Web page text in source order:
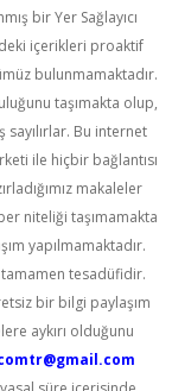
bir Yer Sağlayıcı
içerikleri proaktif
bulunmamaktadır.
taşımakta olup,
Bu internet
ile hiçbir bağlantısı
makaleler
niteliği taşımamakta
yapılmamaktadır.
tesadüfidir.
bir bilgi paylaşım
aykırı olduğunu